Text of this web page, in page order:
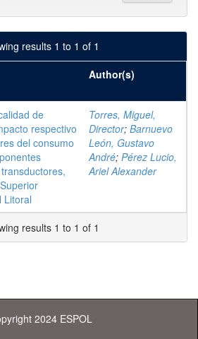
results 1 to 1 of 1
Author(s)
de
respectivo
del consumo
Litoral
Torres, Miguel,
Director; Barnuevo
León, Gustavo
André; Pérez Lucio,
Ariel Alexander
results 1 to 1 of 1
2024 ESPOL